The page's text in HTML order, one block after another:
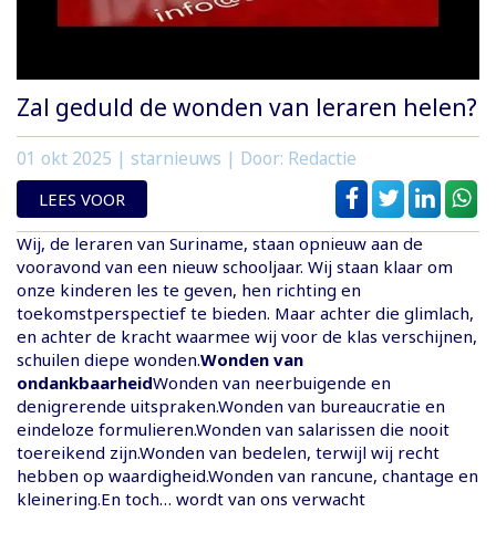
Zal geduld de wonden van leraren helen?
01 okt 2025 | starnieuws | Door: Redactie
LEES VOOR
Wij, de leraren van Suriname, staan opnieuw aan de
vooravond van een nieuw schooljaar. Wij staan klaar om
onze kinderen les te geven, hen richting en
toekomstperspectief te bieden. Maar achter die glimlach,
en achter de kracht waarmee wij voor de klas verschijnen,
schuilen diepe wonden.Wonden van
ondankbaarheidWonden van neerbuigende en
denigrerende uitspraken.Wonden van bureaucratie en
eindeloze formulieren.Wonden van salarissen die nooit
toereikend zijn.Wonden van bedelen, terwijl wij recht
hebben op waardigheid.Wonden van rancune, chantage en
kleinering.En toch… wordt van ons verwacht